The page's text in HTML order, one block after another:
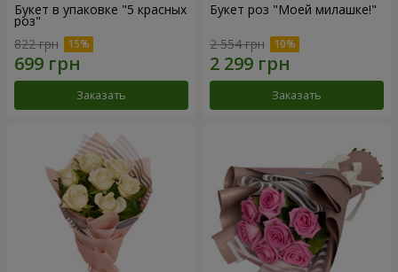
Букет в упаковке "5 красных
роз"
822 грн
Заказать
Букет роз "Моей милашке!"
2 554 грн
Заказать